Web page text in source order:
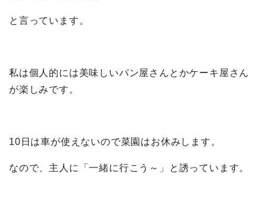
と言っています。
私は個人的には美味しいパン屋さんとかケーキ屋さん
が楽しみです。
10日は車が使えないので菜園はお休みします。
なので、主人に「一緒に行こう～」と誘っています。